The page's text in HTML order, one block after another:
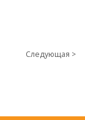
Следующая >